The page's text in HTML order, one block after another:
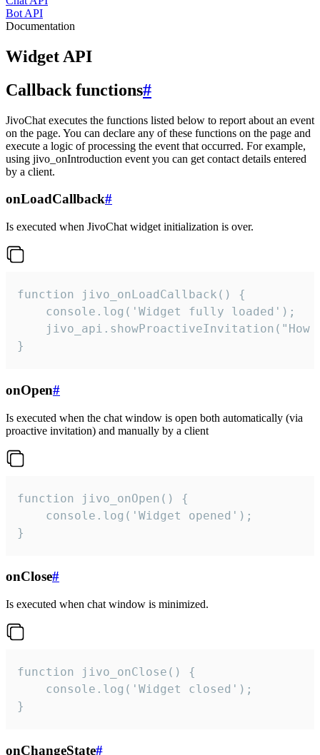
Bot API
Documentation
Widget API
Callback functions#
JivoChat executes the functions listed below to report about an event
on the page. You can declare any of these functions on the page and
execute a logic of processing the event that occurred. For example,
using jivo_onIntroduction event you can get contact details entered
by a client.
onLoadCallback#
Is executed when JivoChat widget initialization is over.
function jivo_onLoadCallback() {
    console.log('Widget fully loaded');
jivo_api.showProactiveInvitation("How
}
onOpen#
Is executed when the chat window is open both automatically (via
proactive invitation) and manually by a client
function jivo_onOpen() {
    console.log('Widget opened');
}
onClose#
Is executed when chat window is minimized.
function jivo_onClose() {
    console.log('Widget closed');
}
onChangeState#